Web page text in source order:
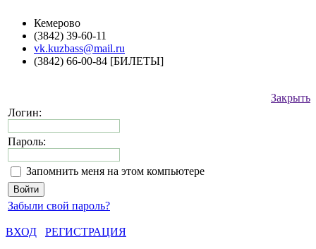
Кемерово
(3842) 39-60-11
vk.kuzbass@mail.ru
(3842) 66-00-84 [БИЛЕТЫ]
Закрыть
Логин:
Пароль:
Запомнить меня на этом компьютере
Забыли свой пароль?
ВХОД
РЕГИСТРАЦИЯ